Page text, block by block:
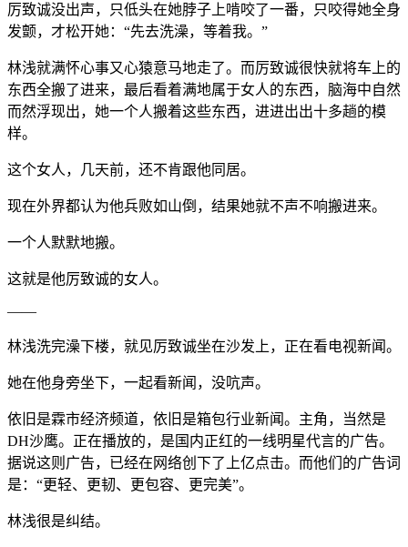
厉致诚没出声，只低头在她脖子上啃咬了一番，只咬得她全身
发颤，才松开她：“先去洗澡，等着我。”
林浅就满怀心事又心猿意马地走了。而厉致诚很快就将车上的
东西全搬了进来，最后看着满地属于女人的东西，脑海中自然
而然浮现出，她一个人搬着这些东西，进进出出十多趟的模
样。
这个女人，几天前，还不肯跟他同居。
现在外界都认为他兵败如山倒，结果她就不声不响搬进来。
一个人默默地搬。
这就是他厉致诚的女人。
——
林浅洗完澡下楼，就见厉致诚坐在沙发上，正在看电视新闻。
她在他身旁坐下，一起看新闻，没吭声。
依旧是霖市经济频道，依旧是箱包行业新闻。主角，当然是
DH沙鹰。正在播放的，是国内正红的一线明星代言的广告。
据说这则广告，已经在网络创下了上亿点击。而他们的广告词
是：“更轻、更韧、更包容、更完美”。
林浅很是纠结。